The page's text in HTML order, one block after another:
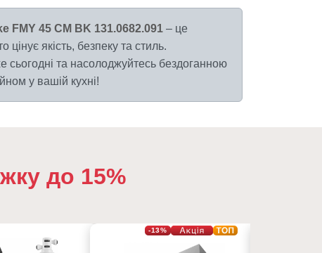
FMY 45 CM BK 131.0682.091 – це
цінує якість, безпеку та стиль.
та насолоджуйтесь бездоганною
у вашій кухні!
до 15%
-13%